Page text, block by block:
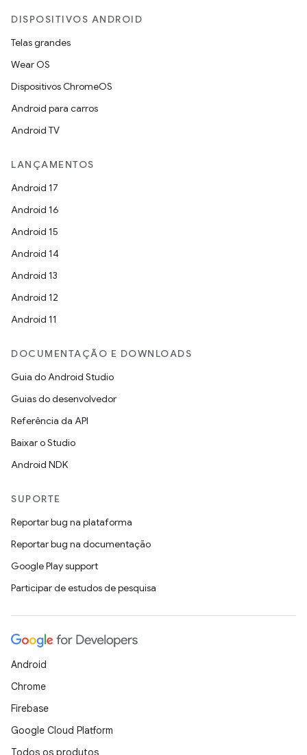
DISPOSITIVOS ANDROID
Telas grandes
Wear OS
Dispositivos ChromeOS
Android para carros
Android TV
LANÇAMENTOS
Android 17
Android 16
Android 15
Android 14
Android 13
Android 12
Android 11
DOCUMENTAÇÃO E DOWNLOADS
Guia do Android Studio
Guias do desenvolvedor
Referência da API
Baixar o Studio
Android NDK
SUPORTE
Reportar bug na plataforma
Reportar bug na documentação
Google Play support
Participar de estudos de pesquisa
Android
Chrome
Firebase
Google Cloud Platform
Todos os produtos